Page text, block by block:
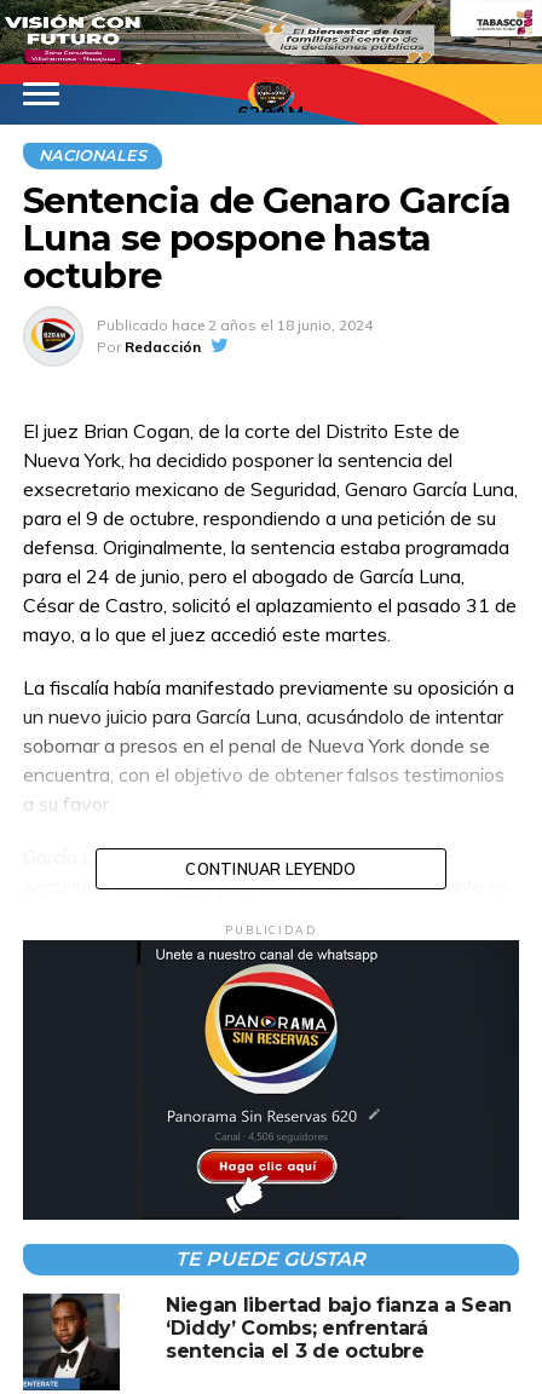
620AM
NACIONALES
Sentencia de Genaro García
Luna se pospone hasta
octubre
Publicado hace 2 años el 18 junio, 2024
Por Redacción
El juez Brian Cogan, de la corte del Distrito Este de
Nueva York, ha decidido posponer la sentencia del
exsecretario mexicano de Seguridad, Genaro García Luna,
para el 9 de octubre, respondiendo a una petición de su
defensa. Originalmente, la sentencia estaba programada
para el 24 de junio, pero el abogado de García Luna,
César de Castro, solicitó el aplazamiento el pasado 31 de
mayo, a lo que el juez accedió este martes.
La fiscalía había manifestado previamente su oposición a
un nuevo juicio para García Luna, acusándolo de intentar
sobornar a presos en el penal de Nueva York donde se
encuentra, con el objetivo de obtener falsos testimonios
a su favor.
García Luna, quien ocupó el cargo de secretario de
Seguridad entre 2006 y 2012, fue declarado culpable en
corrupción y el narcotráfico de cocaína, los cuales podrían
conllevar una sentencia de cadena perpetua.
Además, fue encontrado culpable de un quinto delito por
prestar falso testimonio a las autoridades de Estados
Unidos al negar haber cometido delitos cuando solicitó la
nacionalidad estadounidense.
Compartir en:
CONTINUAR LEYENDO
PUBLICIDAD
TE PUEDE GUSTAR
Niegan libertad bajo fianza a Sean
‘Diddy’ Combs; enfrentará
sentencia el 3 de octubre